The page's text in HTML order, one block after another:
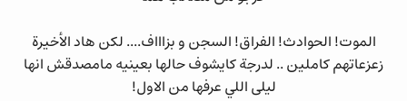
الموت! الحوادث! الفراق! السجن و بزاااف.... لكن هاد الأخيرة
زعزعاتهم كاملين .. لدرجة كايشوف حالها بعينيه مامصدقش انها
ليلى اللي عرفها من الاول!